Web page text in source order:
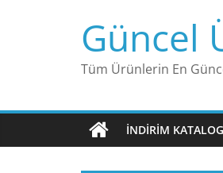
Güncel
Tüm Ürünlerin En
İNDIRIM